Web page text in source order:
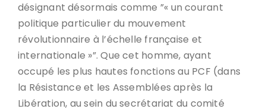
désignant désormais comme ”« un courant
politique particulier du mouvement
révolutionnaire à l’échelle française et
internationale »”. Que cet homme, ayant
occupé les plus hautes fonctions au PCF (dans
la Résistance et les Assemblées après la
Libération, au sein du secrétariat du comité